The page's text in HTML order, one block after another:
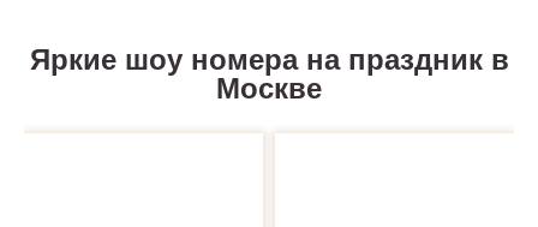
Яркие шоу номера на праздник в
Москве